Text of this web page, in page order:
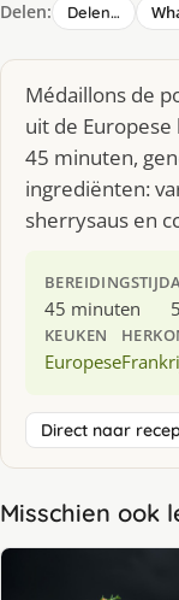
Delen: Delen…
Médaillons de
uit de
45 minuten,
ingrediënten:
sherrysaus en
BEREIDINGSTIJD
45 minuten 5
KEUKEN
Europese
Direct naar
Misschien ook